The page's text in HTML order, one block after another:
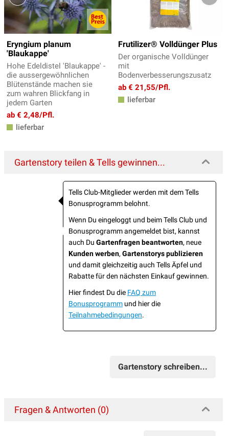
Eryngium planum
'Blaukappe'
Hohe Edeldistel 'Blaukappe' -
die aussergewöhnlichen
Blütenstände machen sie
zum wahren Blickfang in
jedem Garten
ab € 2,48/Pfl.
lieferbar
Frutilizer® Volldünger Plus
Der organische Volldünger
mit
Bodenverbesserungszusatz
ab € 21,55/Pfl.
lieferbar
Gartenstory teilen & Tells gewinnen...
Tells Club-Mitglieder werden mit dem Tells
Bonusprogramm belohnt.
Wenn Du eingeloggt und beim Tells Club und
Bonusprogramm angemeldet bist, kannst
auch Du Gartenfragen beantworten, neue
Kunden werben, Gartenstorys publizieren
und damit gleichzeitig auch Tells Äpfel und
Rabatte für den nächsten Einkauf gewinnen.
Hier findest Du die FAQ zum
Bonusprogramm und hier die
Teilnahmebedingungen.
Gartenstory schreiben...
Fragen & Antworten (0)